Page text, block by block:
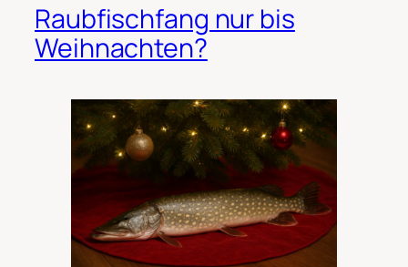
Raubfischfang nur bis
Weihnachten?